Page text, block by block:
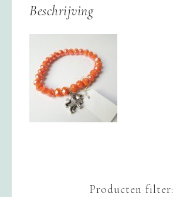
Beschrijving
Producten filter: